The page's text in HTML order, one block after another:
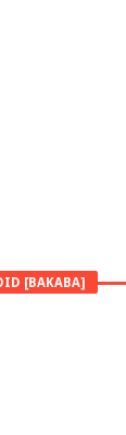
[BAKABA]